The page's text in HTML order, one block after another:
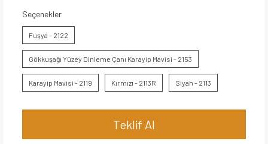
Seçenekler
Fuşya - 2122
Gökkuşağı Yüzey Dinleme Çanı Karayip Mavisi - 2153
Karayip Mavisi - 2119 Kırmızı - 2113R Siyah - 2113
Teklif Al